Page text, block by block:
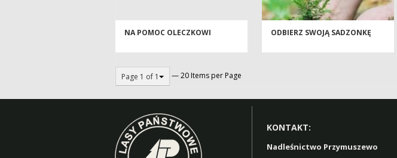
NA POMOC OLECZKOWI ODBIERZ SWOJĄ SADZONKĘ
Page 1 of 1
— 20 Items per Page
KONTAKT:
Nadleśnictwo Przymuszewo